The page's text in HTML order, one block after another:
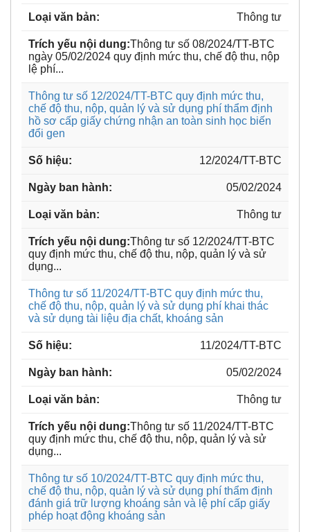
Thông tư
Thông tư số 08/2024/TT-BTC
ngày 05/02/2024 quy định mức thu, chế độ thu, nộp
lệ phí...
Thông tư số 12/2024/TT-BTC quy định mức thu,
chế độ thu, nộp, quản lý và sử dụng phí thẩm định
hồ sơ cấp giấy chứng nhận an toàn sinh học biến
đổi gen
12/2024/TT-BTC
05/02/2024
Thông tư
Thông tư số 12/2024/TT-BTC
quy định mức thu, chế độ thu, nộp, quản lý và sử
dụng...
Thông tư số 11/2024/TT-BTC quy định mức thu,
chế độ thu, nộp, quản lý và sử dụng phí khai thác
và sử dụng tài liệu địa chất, khoáng sản
11/2024/TT-BTC
05/02/2024
Thông tư
Thông tư số 11/2024/TT-BTC
quy định mức thu, chế độ thu, nộp, quản lý và sử
dụng...
Thông tư số 10/2024/TT-BTC quy định mức thu,
chế độ thu, nộp, quản lý và sử dụng phí thẩm định
đánh giá trữ lượng khoáng sản và lệ phí cấp giấy
phép hoạt động khoáng sản